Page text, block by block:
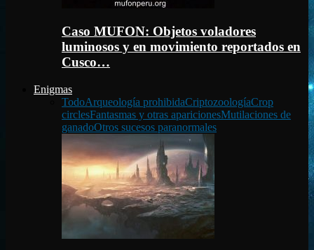
Caso MUFON: Objetos voladores
luminosos y en movimiento reportados en
Cusco…
Enigmas
TodoArqueología prohibidaCriptozoologíaCrop
circlesFantasmas y otras aparicionesMutilaciones de
ganadoOtros sucesos paranormales